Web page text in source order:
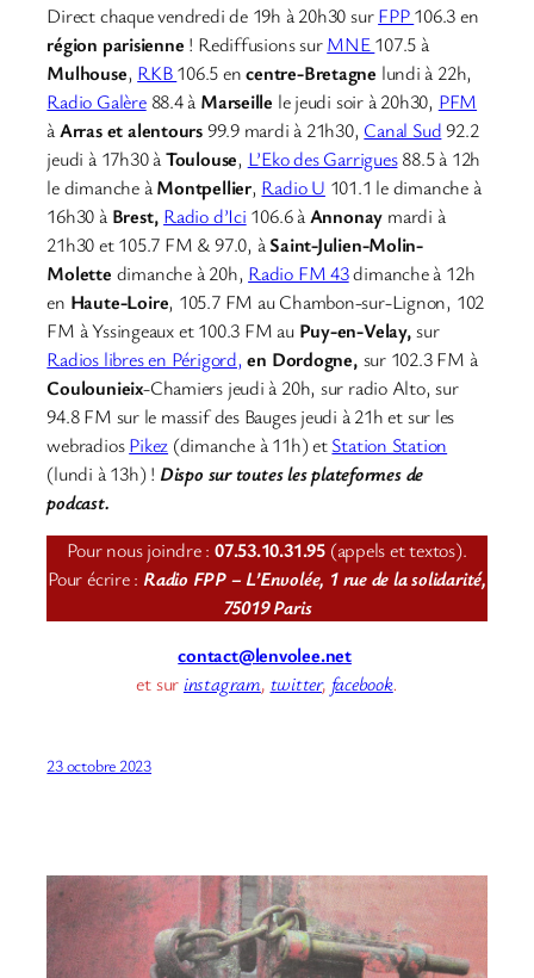
Direct chaque vendredi de 19h à 20h30 surFPP106.3 en
région parisienne ! Rediffusions surMNE107.5 à
Mulhouse, RKB106.5 encentre-Bretagne lundi à 22h,
Radio Galère88.4 à Marseille le jeudi soir à 20h30, PFM
àArras et alentours99.9 mardi à 21h30, Canal Sud92.2
jeudi à 17h30 àToulouse, L’Eko des Garrigues88.5 à 12h
le dimanche àMontpellier, Radio U 101.1 le dimanche à
16h30 à Brest, Radio d’Ici 106.6 àAnnonay mardi à
21h30 et 105.7 FM & 97.0, àSaint-Julien-Molin-
Molette dimanche à 20h, Radio FM 43dimanche à 12h
en Haute-Loire, 105.7 FM au Chambon-sur-Lignon, 102
FM à Yssingeaux et 100.3 FM au Puy-en-Velay,sur
Radios libres en Périgord, en Dordogne, sur 102.3 FM à
Coulounieix-Chamiers jeudi à 20h, sur radio Alto, sur
94.8 FM sur le massif des Bauges jeudi à 21h et sur les
webradiosPikez (dimanche à 11h) etStation Station
(lundi à 13h) ! Dispo sur toutes les plateformes de
podcast.
Pour nous joindre : 07.53.10.31.95 (appels et textos).
Pour écrire : Radio FPP – L’Envolée, 1 rue de la solidarité,
75019 Paris
contact@lenvolee.net
et sur instagram, twitter, facebook.
23 octobre 2023